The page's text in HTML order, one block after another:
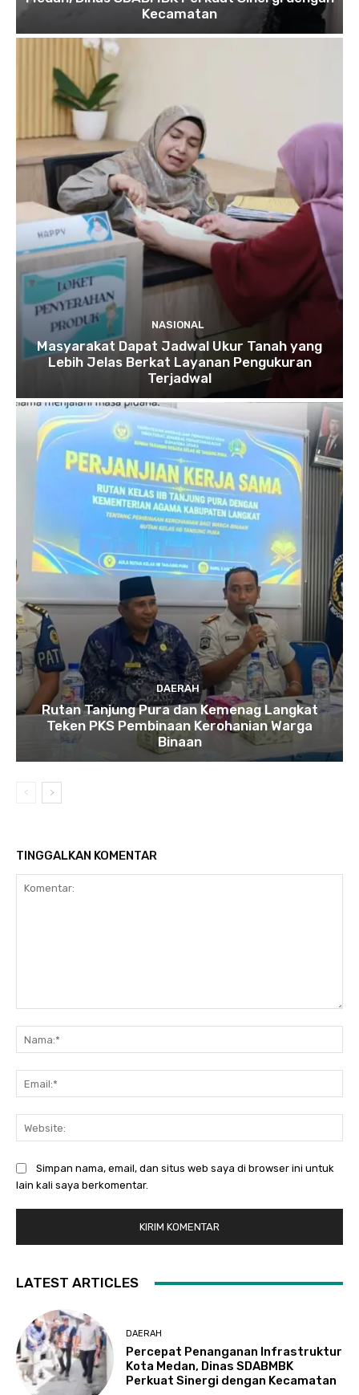
Kecamatan
NASIONAL
Masyarakat Dapat Jadwal Ukur Tanah yang
Lebih Jelas Berkat Layanan Pengukuran
Terjadwal
DAERAH
Rutan Tanjung Pura dan Kemenag Langkat
Teken PKS Pembinaan Kerohanian Warga
Binaan
TINGGALKAN KOMENTAR
Simpan nama, email, dan situs web saya di browser ini untuk
lain kali saya berkomentar.
LATEST ARTICLES
DAERAH
Percepat Penanganan Infrastruktur
Kota Medan, Dinas SDABMBK
Perkuat Sinergi dengan Kecamatan